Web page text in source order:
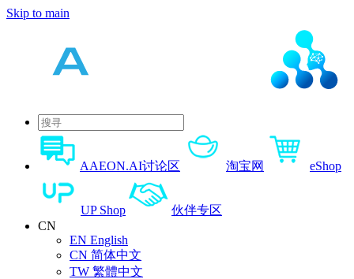
Skip to main
AAEON.AI讨论区 淘宝网 eShop
UP Shop
伙伴专区
CN
EN English
CN 简体中文
TW 繁體中文